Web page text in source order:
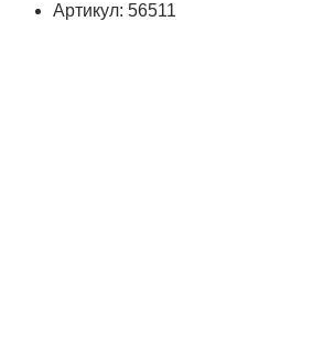
Артикул: 56511